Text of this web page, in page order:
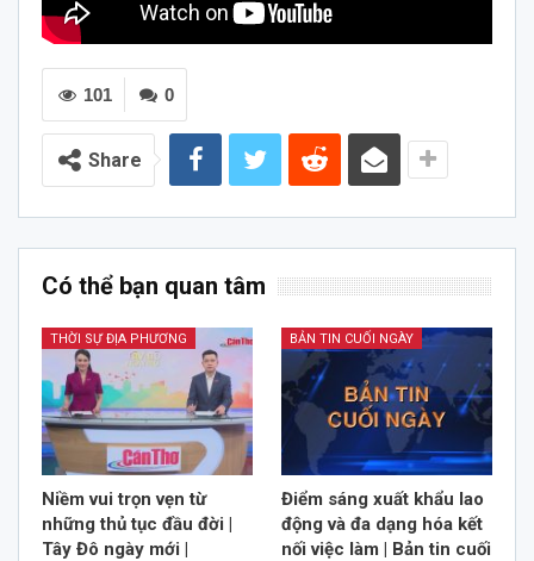
0
101
Share
Có thể bạn quan tâm
THỜI SỰ ĐỊA PHƯƠNG
Niềm vui trọn vẹn từ
những thủ tục đầu đời |
Tây Đô ngày mới |
BẢN TIN CUỐI NGÀY
Điểm sáng xuất khẩu lao
động và đa dạng hóa kết
nối việc làm | Bản tin cuối